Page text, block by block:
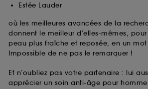
Estée Lauder
où les meilleures avancées de la
donnent le meilleur d’elles-mêmes,
peau plus fraîche et reposée, en un
Impossible de ne pas le remarquer !
Et n’oubliez pas votre partenaire : lui
apprécier un soin anti-âge pour